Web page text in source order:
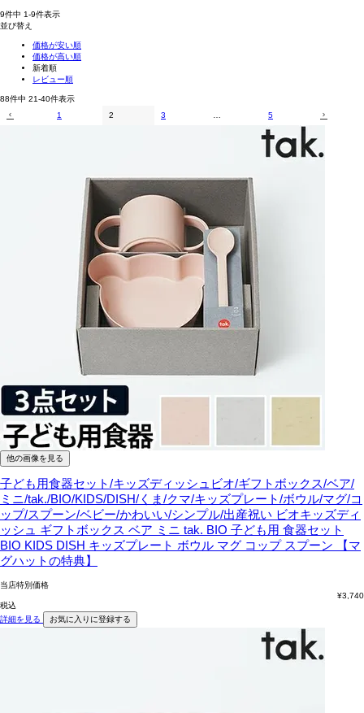
9件中 1-9件表示
並び替え
価格が安い順
価格が高い順
新着順
レビュー順
88件中 21-40件表示
1
2 3 5
他の画像を見る
子ども用食器セット/キッズディッシュビオ/ギフトボックス/ベア/
ミニ/tak./BIO/KIDS/DISH/くま/クマ/キッズプレート/ボウル/マグ/コ
ップ/スプーン/ベビー/かわいい/シンプル/出産祝い ビオキッズディ
ッシュ ギフトボックス ベア ミニ tak. BIO 子ども用 食器セット
BIO KIDS DISH キッズプレート ボウル マグ コップ スプーン 【マ
グハットの特典】
当店特別価格
¥3,740
税込
詳細を見る
お気に入りに登録する